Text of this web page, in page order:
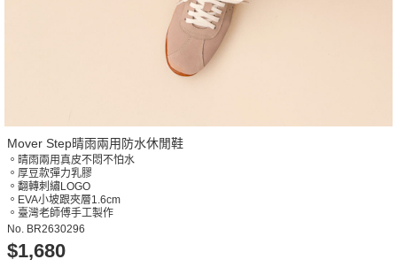
Mover Step晴雨兩用防水休閒鞋
。晴雨兩用真皮不悶不怕水
。厚豆款彈力乳膠
。翻轉刺繡LOGO
。EVA小坡跟夾層1.6cm
。臺灣老師傅手工製作
No. BR2630296
$1,680